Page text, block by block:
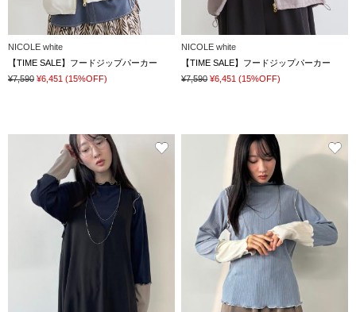
NICOLE white
【TIME SALE】フードジップパーカー
¥7,590 ¥6,451 (15%OFF)
NICOLE white
【TIME SALE】フードジップパーカー
¥7,590 ¥6,451 (15%OFF)